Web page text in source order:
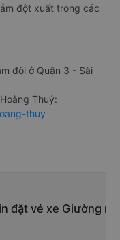
đột xuất trong các
đôi ở Quận 3 - Sài
Thuỷ:
thuy
đặt vé xe Giường